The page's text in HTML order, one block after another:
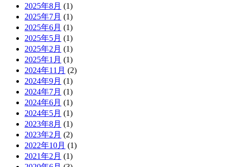
2025年8月 (1)
2025年7月 (1)
2025年6月 (1)
2025年5月 (1)
2025年2月 (1)
2025年1月 (1)
2024年11月 (2)
2024年9月 (1)
2024年7月 (1)
2024年6月 (1)
2024年5月 (1)
2023年8月 (1)
2023年2月 (2)
2022年10月 (1)
2021年2月 (1)